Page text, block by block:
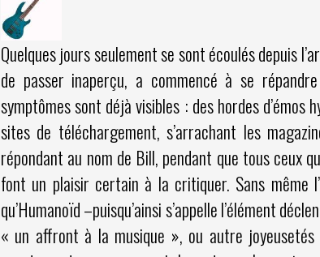
Quelques jours seulement se sont écoulés depuis
de passer inaperçu, a commencé à se
symptômes sont déjà visibles : des hordes
sites de téléchargement, s’arrachant les
répondant au nom de Bill, pendant que tous ceux
font un plaisir certain à la critiquer. Sans même
qu’Humanoïd –puisqu’ainsi s’appelle l’élément
« un affront à la musique », ou autre